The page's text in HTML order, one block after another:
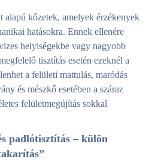
alapú kőzetek, amelyek érzékenyek
hatásokra. Ennek ellenére
helyiségekbe vagy nagyobb
tisztítás esetén ezeknél a
a felületi mattulás, maródás
és mészkő esetében a száraz
felületmegújítás sokkal
padlótisztítás – külön